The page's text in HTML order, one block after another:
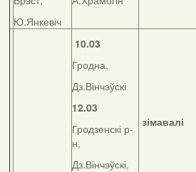
Ю.Янкевіч
10.03
Гродна,
Дз.Вінчэўскі
12.03
Гродзенскі р-
н,
Дз.Вінчэўскі,
зімавалі